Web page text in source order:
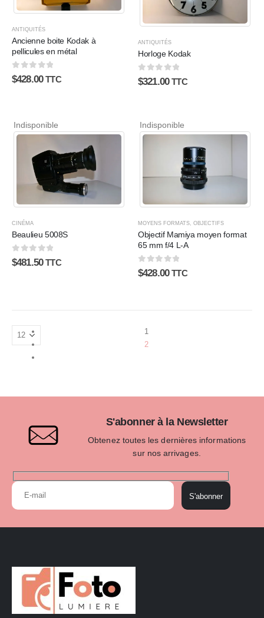
ANTIQUITÉS
Ancienne boite Kodak à
pellicules en métal
0sur 5
$428.00 TTC
ANTIQUITÉS
Horloge Kodak
0sur 5
$321.00 TTC
Indisponible
CINÉMA
Beaulieu 5008S
0sur 5
$481.50 TTC
Indisponible
MOYENS FORMATS OBJECTIFS
Objectif Mamiya moyen format
65 mm f/4 L-A
0sur 5
$428.00 TTC
1
2
S'abonner à la Newsletter
Obtenez toutes les dernières informations
sur nos arrivages.
S'abonner